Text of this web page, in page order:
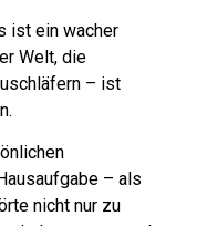
ist ein wacher
Welt, die
– ist
– als
nicht nur zu